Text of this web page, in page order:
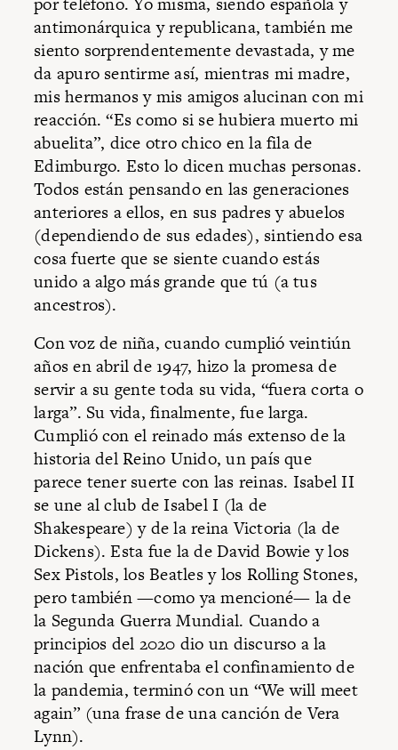
antimonárquica y republicana, también me
siento sorprendentemente devastada, y me
da apuro sentirme así, mientras mi madre,
mis hermanos y mis amigos alucinan con mi
reacción. “Es como si se hubiera muerto mi
abuelita”, dice otro chico en la fila de
Edimburgo. Esto lo dicen muchas personas.
Todos están pensando en las generaciones
anteriores a ellos, en sus padres y abuelos
(dependiendo de sus edades), sintiendo esa
cosa fuerte que se siente cuando estás
unido a algo más grande que tú (a tus
ancestros).
Con voz de niña, cuando cumplió veintiún
años en abril de 1947, hizo la promesa de
servir a su gente toda su vida, “fuera corta o
larga”. Su vida, finalmente, fue larga.
Cumplió con el reinado más extenso de la
historia del Reino Unido, un país que
parece tener suerte con las reinas. Isabel II
se une al club de Isabel I (la de
Shakespeare) y de la reina Victoria (la de
Dickens). Esta fue la de David Bowie y los
Sex Pistols, los Beatles y los Rolling Stones,
pero también —como ya mencioné— la de
la Segunda Guerra Mundial. Cuando a
principios del 2020 dio un discurso a la
nación que enfrentaba el confinamiento de
la pandemia, terminó con un “We will meet
again” (una frase de una canción de Vera
Lynn).